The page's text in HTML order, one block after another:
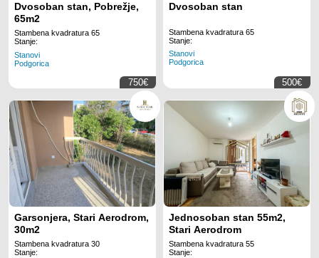
Dvosoban stan, Pobrežje,
65m2
Stambena kvadratura 65
Stanje:
Stanovi
Podgorica
750€
Dvosoban stan
Stambena kvadratura 65
Stanje:
Stanovi
Podgorica
500€
Garsonjera, Stari Aerodrom,
30m2
Stambena kvadratura 30
Stanje:
Jednosoban stan 55m2,
Stari Aerodrom
Stambena kvadratura 55
Stanje: